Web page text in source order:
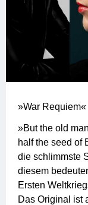
»War Requiem«
»But the old
half the seed of
die schlimmste
diesem
Ersten
Das Original ist